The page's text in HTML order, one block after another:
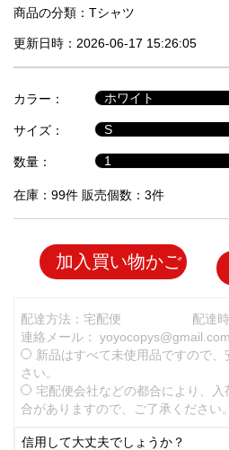
商
セ
ル
品
商品の分類： Tシャツ
更新日時：2026-06-17 15:26:05
カラー：
サイズ：
数量：
在庫：99件 販売個数：3件
加入買い物かご
配達方法：宅配便
配達
連絡メール： yoyocopys@gmail.com
新品はすべて未使用品ですので
さい。
宅配便会社などの都合により、
合がありますので、ご了承ください。
信用して大丈夫でしょうか？